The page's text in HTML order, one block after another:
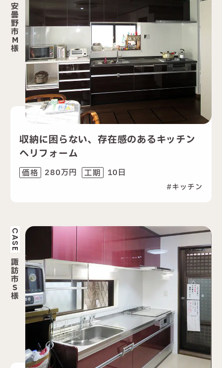
安
曇
野
市
M
様
収納に困らない、存在感のあるキッチン
へリフォーム
価格 280万円 工期 10日
キッチン
CASE
諏
訪
市
S
様